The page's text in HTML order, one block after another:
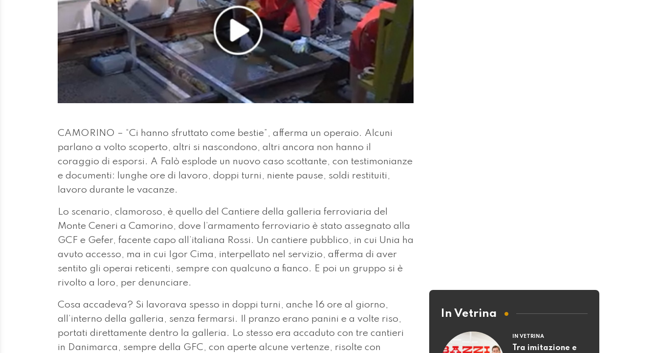
CAMORINO – “Ci hanno sfruttato come bestie”, afferma un operaio. Alcuni
parlano a volto scoperto, altri si nascondono, altri ancora non hanno il
coraggio di esporsi. A Falò esplode un nuovo caso scottante, con testimonianze
e documenti: lunghe ore di lavoro, doppi turni, niente pause, soldi restituiti,
lavoro durante le vacanze.
Lo scenario, clamoroso, è quello del Cantiere della galleria ferroviaria del
Monte Ceneri a Camorino, dove l’armamento ferroviario è stato assegnato alla
GCF e Gefer, facente capo all’italiana Rossi. Un cantiere pubblico, in cui Unia ha
avuto accesso, ma in cui Igor Cima, interpellato nel servizio, afferma di aver
sentito gli operai reticenti, sempre con qualcuno a fianco. E poi un gruppo si è
rivolto a loro, per denunciare.
Cosa accadeva? Si lavorava spesso in doppi turni, anche 16 ore al giorno,
all’interno della galleria, senza fermarsi. Il pranzo erano panini e a volte riso,
portati direttamente dentro la galleria. Lo stesso era accaduto con tre cantieri
in Danimarca, sempre della GFC, con aperte alcune vertenze, risolte con
In Vetrina
IN VETRINA
Tra imitazione e